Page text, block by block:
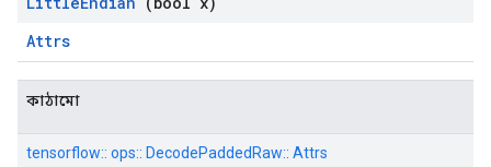
Attrs
কাঠামো
tensorflow:: ops:: DecodePaddedRaw:: Attrs